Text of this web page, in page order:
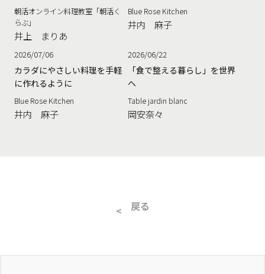
朝活オンライン料理教室「朝活く
らぶ」
井上 まりあ
Blue Rose Kitchen
井内 麻子
2026/07/06
カラダにやさしい料理を手軽
に作れるように
Blue Rose Kitchen
井内 麻子
2026/06/22
「食で整える暮らし」を世界
へ
Table jardin blanc
岡安奈々
戻る